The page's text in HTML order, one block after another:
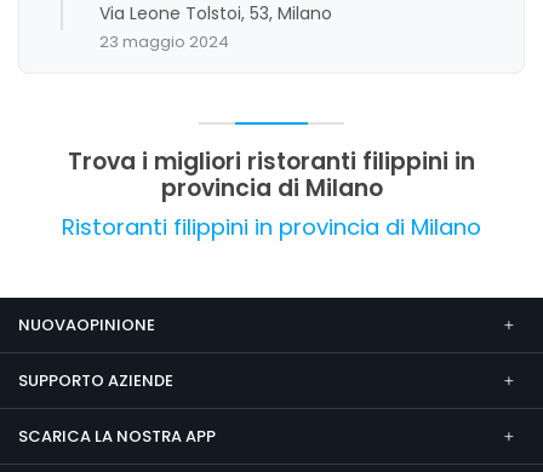
Via Leone Tolstoi, 53, Milano
23 maggio 2024
Trova i migliori ristoranti filippini in
provincia di Milano
Ristoranti filippini in provincia di Milano
NUOVAOPINIONE
SUPPORTO AZIENDE
SCARICA LA NOSTRA APP